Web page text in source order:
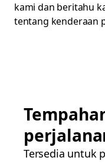
kami dan beritahu
tentang kenderaan
Tersedia untuk